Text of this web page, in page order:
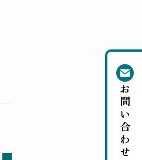
お問い合わせ